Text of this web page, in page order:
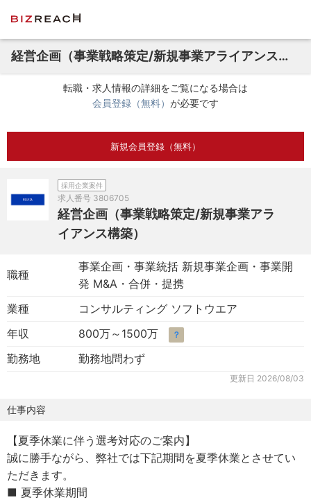
経営企画（事業戦略策定/新規事業アライアンス構築）
転職・求人情報の詳細をご覧になる場合は
会員登録（無料） が必要です
新規会員登録（無料）
採用企業案件
求人番号 3806705
経営企画（事業戦略策定/新規事業アラ
イアンス構築）
職種
事業企画・事業統括 新規事業企画・事業開
発 M&A・合併・提携
業種
コンサルティング ソフトウエア
年収
800万～1500万 ？
勤務地 勤務地問わず
更新日 2026/08/03
仕事内容
【夏季休業に伴う選考対応のご案内】
誠に勝手ながら、弊社では下記期間を夏季休業とさせてい
ただきます。
■ 夏季休業期間